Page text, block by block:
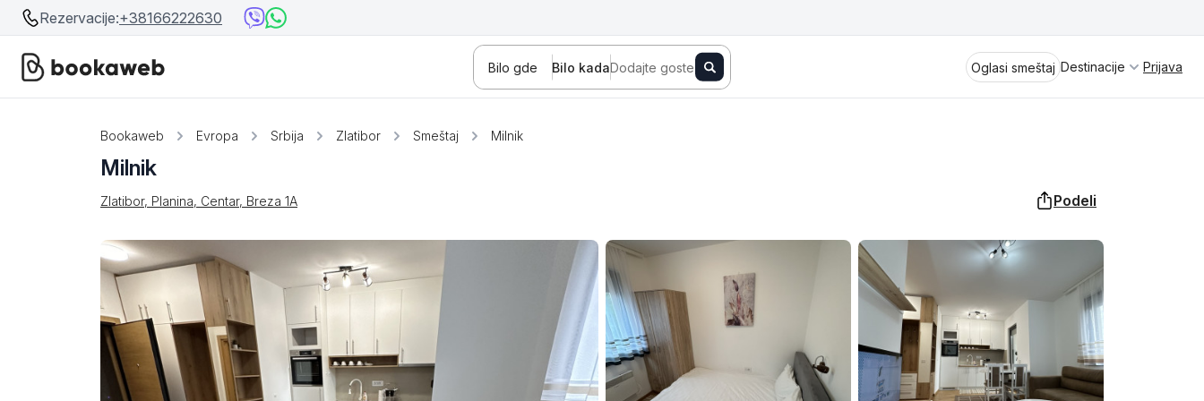
Rezervacije:+38166222630
Bilo gde Bilo kadaDodajte goste Oglasi smeštaj Destinacije
Bosna i Hercegovina
Crna Gora
Srbija
Beograd
Sokobanja Fruška gora Vrnjačka Banja
Srebrno jezero Stara planina Banja Vrujci
Prolom Banja Kragujevac Ždrelo Golubac
Užice Bajina Bašta Kraljevo Jagodina Aranđelovac
Spremite se za virtuelno putovanje
kroz jednu od najlepših zemalja
Evrope i sveta. Uživaćete u prikazima
planinskih masiva poput Tare i Šar-
planine, ali i u ravničarskim predelima
prostrane Vojvodine. Istraživanje
tradicije i kulturnog dobra Srbije
otkriće vam pravu narav srpskog
Prijava
Bookaweb Evropa Srbija Zlatibor Smeštaj Milnik
Milnik
Zlatibor, Planina, Centar, Breza 1А Podeli